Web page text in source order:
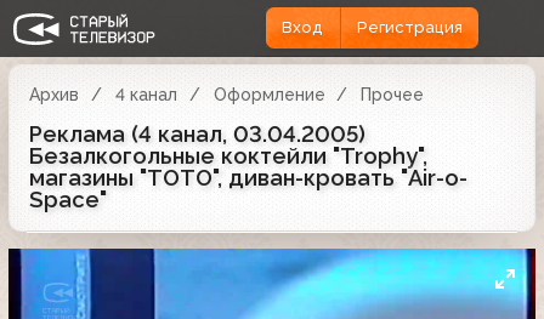
Вход Регистрация
Архив 4 канал Оформление Прочее
Реклама (4 канал, 03.04.2005)
Безалкогольные коктейли "Trophy",
магазины "TOTO", диван-кровать "Air-o-
Space"